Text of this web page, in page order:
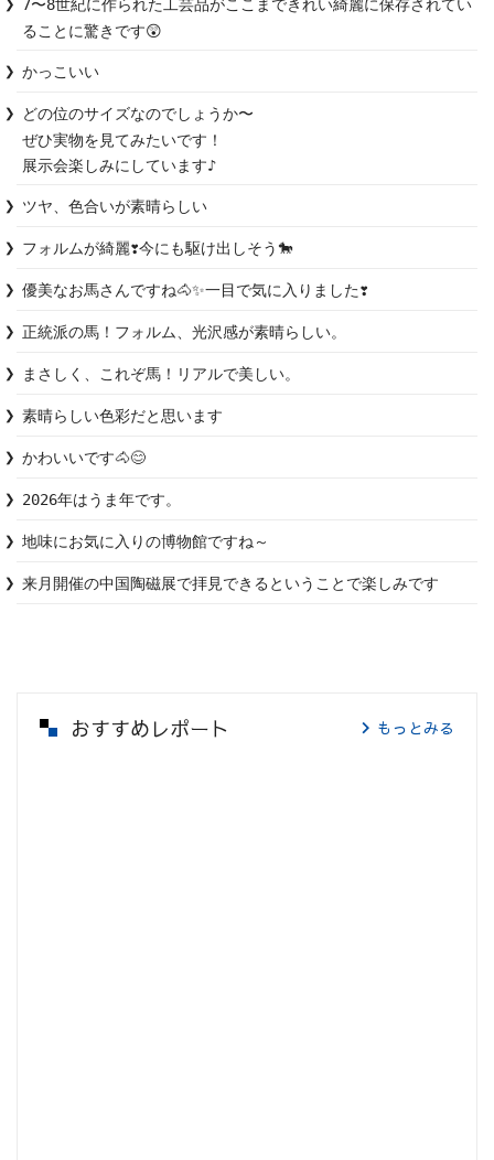
7〜8世紀に作られた工芸品がここまできれい綺麗に保存されてい
ることに驚きです😲
かっこいい
どの位のサイズなのでしょうか〜
ぜひ実物を見てみたいです！
展示会楽しみにしています♪
ツヤ、色合いが素晴らしい
フォルムが綺麗❣️今にも駆け出しそう🐎
優美なお馬さんですね🐴✨一目で気に入りました❣️
正統派の馬！フォルム、光沢感が素晴らしい。
まさしく、これぞ馬！リアルで美しい。
素晴らしい色彩だと思います
かわいいです🐴😊
2026年はうま年です。
地味にお気に入りの博物館ですね～
来月開催の中国陶磁展で拝見できるということで楽しみです
おすすめレポート もっとみる